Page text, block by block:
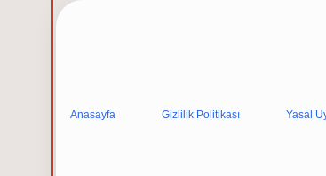
Anasayfa Gizlilik Politikası Yasal